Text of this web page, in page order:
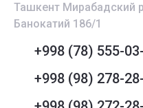
Ташкент Мирабадский
Банокатий 186/1
+998 (78) 555-
+998 (98) 278-